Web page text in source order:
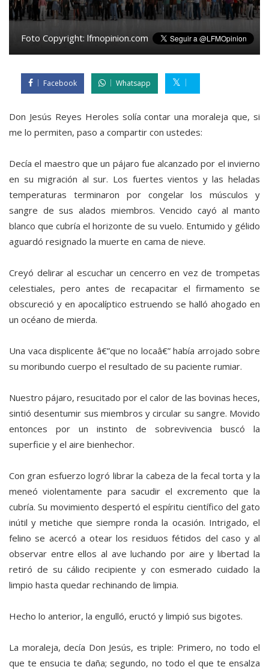
Foto Copyright: lfmopinion.com
Facebook Whatsapp
Don Jesús Reyes Heroles solía contar una moraleja que, si
me lo permiten, paso a compartir con ustedes:
Decía el maestro que un pájaro fue alcanzado por el invierno
en su migración al sur. Los fuertes vientos y las heladas
temperaturas terminaron por congelar los músculos y
sangre de sus alados miembros. Vencido cayó al manto
blanco que cubría el horizonte de su vuelo. Entumido y gélido
aguardó resignado la muerte en cama de nieve.
Creyó delirar al escuchar un cencerro en vez de trompetas
celestiales, pero antes de recapacitar el firmamento se
obscureció y en apocalíptico estruendo se halló ahogado en
un océano de mierda.
Una vaca displicente â€”que no locaâ€” había arrojado sobre
su moribundo cuerpo el resultado de su paciente rumiar.
Nuestro pájaro, resucitado por el calor de las bovinas heces,
sintió desentumir sus miembros y circular su sangre. Movido
entonces por un instinto de sobrevivencia buscó la
superficie y el aire bienhechor.
Con gran esfuerzo logró librar la cabeza de la fecal torta y la
meneó violentamente para sacudir el excremento que la
cubría. Su movimiento despertó el espíritu científico del gato
inútil y metiche que siempre ronda la ocasión. Intrigado, el
felino se acercó a otear los residuos fétidos del caso y al
observar entre ellos al ave luchando por aire y libertad la
retiró de su cálido recipiente y con esmerado cuidado la
limpio hasta quedar rechinando de limpia.
Hecho lo anterior, la engulló, eructó y limpió sus bigotes.
La moraleja, decía Don Jesús, es triple: Primero, no todo el
que te ensucia te daña; segundo, no todo el que te ensalza